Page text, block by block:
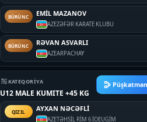
BÜRÜNC EMİL MAZANOV
AZEZƏFƏR KARATE KLUBU
BÜRÜNC RƏVAN ASVARLI
AZEARPACHAY
KATEQORIYA
U12 MALE KUMITE +45 KG
QIZIL AYXAN NƏCƏFLİ
AZETƏHSİL RİM 6 İOEUGİM